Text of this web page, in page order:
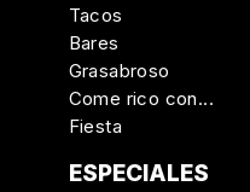
Tacos
Bares
Grasabroso
Come rico con...
Fiesta
ESPECIALES